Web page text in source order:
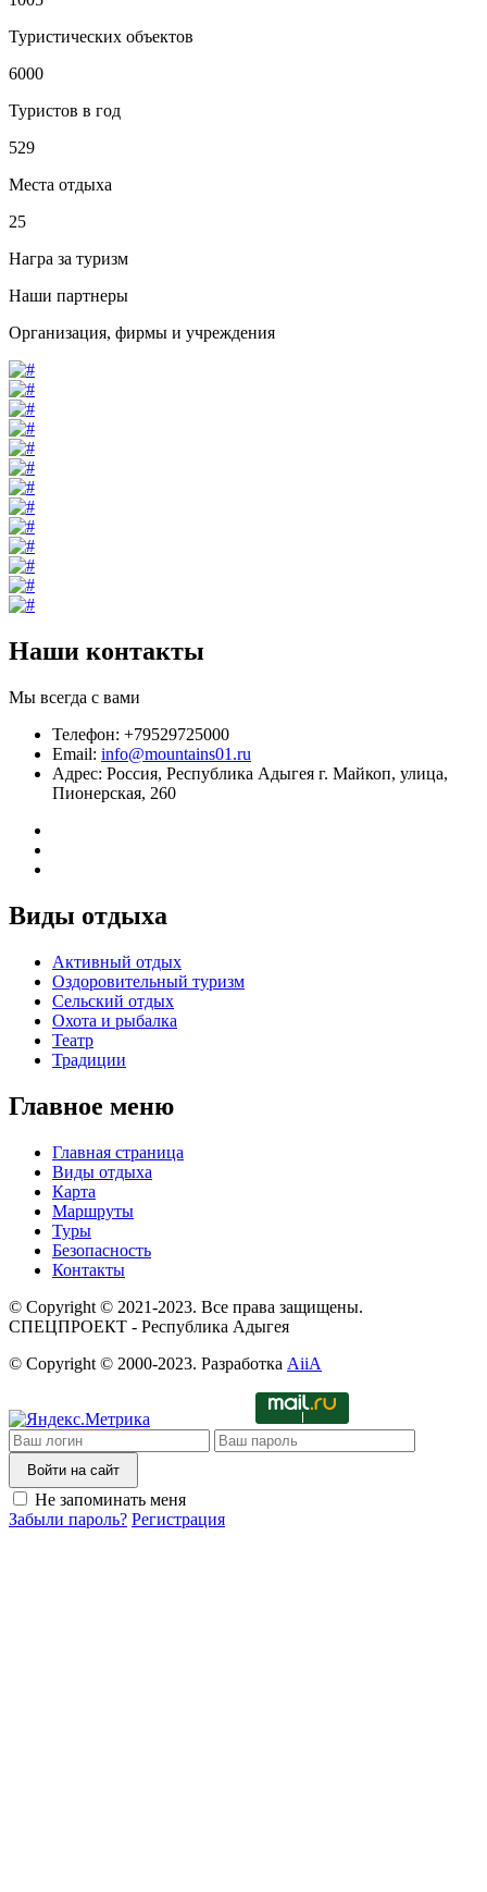
Туристических объектов
6000
Туристов в год
529
Места отдыха
25
Награ за туризм
Наши партнеры
Организация, фирмы и учреждения
Наши контакты
Мы всегда с вами
Телефон: +79529725000
Email: info@mountains01.ru
Адрес: Россия, Республика Адыгея г. Майкоп, улица,
Пионерская, 260
Виды отдыха
Активный отдых
Оздоровительный туризм
Сельский отдых
Охота и рыбалка
Театр
Традиции
Главное меню
Главная страница
Виды отдыха
Карта
Маршруты
Туры
Безопасность
Контакты
© Copyright © 2021-2023. Все права защищены.
СПЕЦПРОЕКТ - Республика Адыгея
© Copyright © 2000-2023. Разработка AiiA
Войти на сайт
Не запоминать меня
Забыли пароль? Регистрация